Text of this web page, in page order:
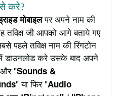
करे?
मोबाइलपर अपने नाम की
तविक्ष जी आपको आगे बताये गए
पहले तविक्ष नाम की रिंगटोन
डाउनलोड करे उसके बाद अपने
"Sounds &
" या फिर "Audio